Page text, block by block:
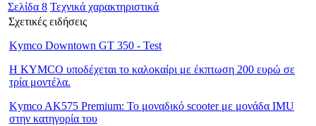
Σελίδα 8 Τεχνικά χαρακτηριστικά
Σχετικές ειδήσεις
Kymco Downtown GT 350 - Test
Η KYMCO υποδέχεται το καλοκαίρι με έκπτωση 200 ευρώ σε
τρία μοντέλα.
Kymco AK575 Premium: Το μοναδικό scooter με μονάδα IMU
στην κατηγορία του